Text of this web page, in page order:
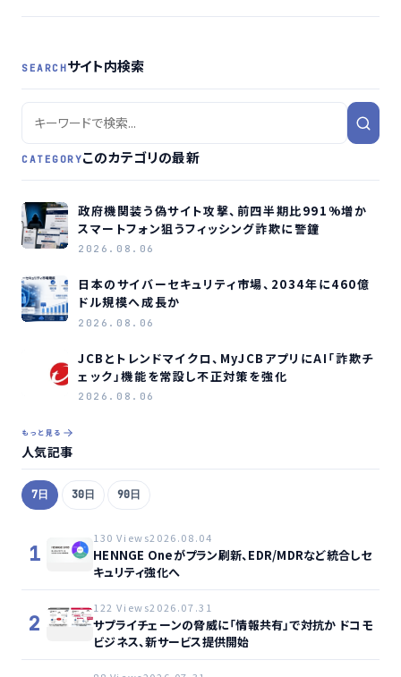
SEARCHサイト内検索
CATEGORYこのカテゴリの最新
政府機関装う偽サイト攻撃、前四半期比991%増か
スマートフォン狙うフィッシング詐欺に警鐘
2026.08.06
日本のサイバーセキュリティ市場、2034年に460億
ドル規模へ成長か
2026.08.06
JCBとトレンドマイクロ、MyJCBアプリにAI「詐欺チ
ェック」機能を常設し不正対策を強化
2026.08.06
もっと見る
人気記事
7日 30日 90日
1
130 Views2026.08.04
HENNGE Oneがプラン刷新、EDR/MDRなど統合しセ
キュリティ強化へ
2
122 Views2026.07.31
サプライチェーンの脅威に「情報共有」で対抗か ドコモ
ビジネス、新サービス提供開始